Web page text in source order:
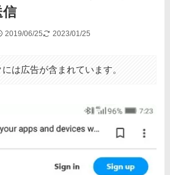
信
2019/06/25 2023/01/25
は広告が含まれています。